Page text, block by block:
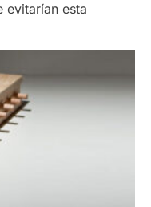
evitarían esta